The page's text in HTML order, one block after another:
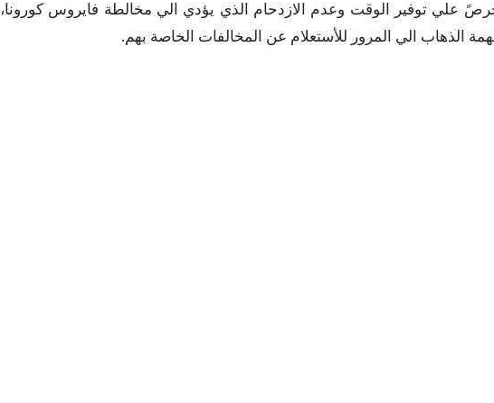
علي توفير الوقت وعدم الازدحام الذي يؤدي الي مخالطة فايروس كورونا،
الذهاب الي المرور للأستعلام عن المخالفات الخاصة بهم.